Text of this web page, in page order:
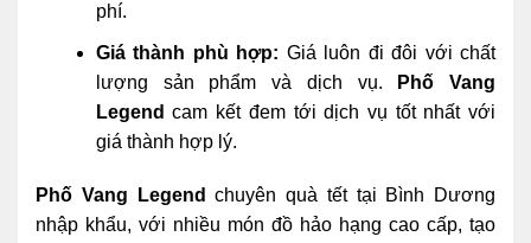
phí.
Giá thành phù hợp: Giá luôn đi đôi với chất
lượng sản phẩm và dịch vụ.
Phố Vang
Legend cam kết đem tới dịch vụ tốt nhất với
giá thành hợp lý.
Phố Vang Legendchuyên quà tết tại Bình Dương
nhập khẩu, với nhiều món đồ hảo hạng cao cấp, tạo